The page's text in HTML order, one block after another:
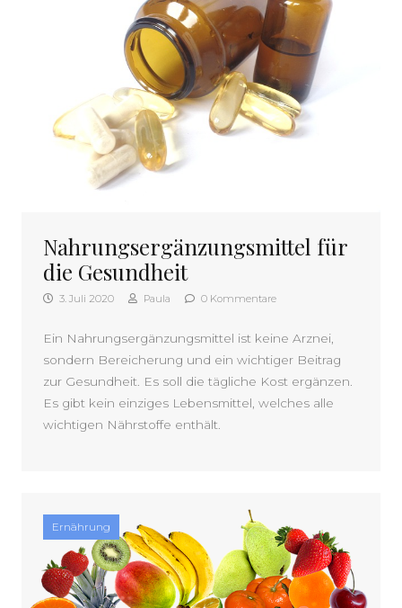
Nahrungsergänzungsmittel für
die Gesundheit
3. Juli 2020 Paula 0 Kommentare
Ein Nahrungsergänzungsmittel ist keine Arznei,
sondern Bereicherung und ein wichtiger Beitrag
zur Gesundheit. Es soll die tägliche Kost ergänzen.
Es gibt kein einziges Lebensmittel, welches alle
wichtigen Nährstoffe enthält.
Ernährung